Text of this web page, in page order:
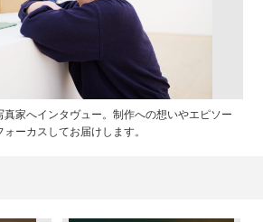
家へインタヴュー。制作への想いやエピソー
ーカスしてお届けします。